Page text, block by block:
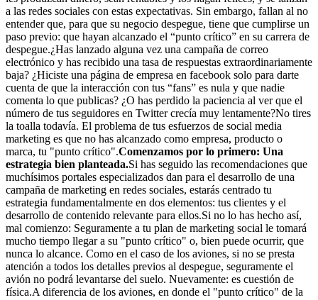
a las redes sociales con estas expectativas. Sin embargo, fallan al no
entender que, para que su negocio despegue, tiene que cumplirse un
paso previo: que hayan alcanzado el “punto crítico” en su carrera de
despegue.¿Has lanzado alguna vez una campaña de correo
electrónico y has recibido una tasa de respuestas extraordinariamente
baja? ¿Hiciste una página de empresa en facebook solo para darte
cuenta de que la interacción con tus “fans” es nula y que nadie
comenta lo que publicas? ¿O has perdido la paciencia al ver que el
número de tus seguidores en Twitter crecía muy lentamente?No tires
la toalla todavía. El problema de tus esfuerzos de social media
marketing es que no has alcanzado como empresa, producto o
marca, tu "punto crítico".Comenzamos por lo primero: Una
estrategia bien planteada.Si has seguido las recomendaciones que
muchísimos portales especializados dan para el desarrollo de una
campaña de marketing en redes sociales, estarás centrado tu
estrategia fundamentalmente en dos elementos: tus clientes y el
desarrollo de contenido relevante para ellos.Si no lo has hecho así,
mal comienzo: Seguramente a tu plan de marketing social le tomará
mucho tiempo llegar a su "punto crítico" o, bien puede ocurrir, que
nunca lo alcance. Como en el caso de los aviones, si no se presta
atención a todos los detalles previos al despegue, seguramente el
avión no podrá levantarse del suelo. Nuevamente: es cuestión de
física.A diferencia de los aviones, en donde el "punto crítico" de la